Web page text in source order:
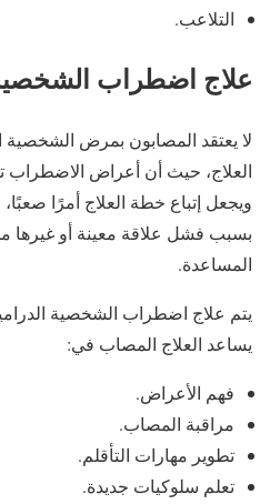
التلاعب.
علاج اضطراب
لا يعتقد المصابون بمرض الشخصية
العلاج، حيث أن أعراض
ويجعل إتباع خطة العلاج أمرًا
بسبب فشل علاقة معينة أو
المساعدة.
يتم علاج اضطراب الشخصية
يساعد العلاج المصاب في:
فهم الأعراض.
مراقبة المصاب.
تطوير مهارات التأقلم.
تعلم سلوكيات جديدة.